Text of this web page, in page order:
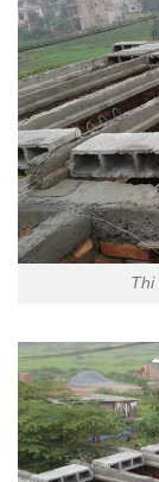
Thi